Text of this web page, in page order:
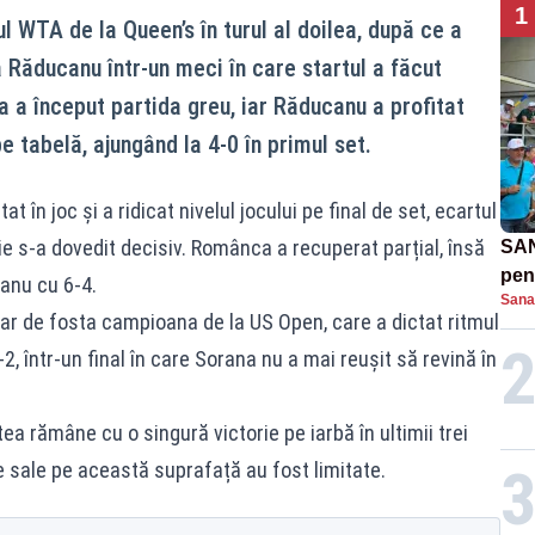
de la Queen’s în turul al doilea, după ce a
într-un meci în care startul a făcut
a început partida greu, iar Răducanu a profitat
tabelă, ajungând la 4-0 în primul set.
în joc și a ridicat nivelul jocului pe final de set, ecartul
s-a dovedit decisiv. Românca a recuperat parțial, însă
cu 6-4.
de fosta campioana de la US Open, care a dictat ritmul
într-un final în care Sorana nu a mai reușit să revină în
rămâne cu o singură victorie pe iarbă în ultimii trei
sale pe această suprafață au fost limitate.
1
2
3